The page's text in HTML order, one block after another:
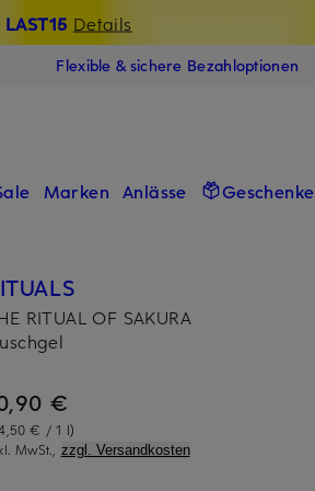
LAST15 Details
Flexible & sichere Bezahloptionen
Marken Anlässe Geschenke
RITUAL OF SAKURA
€
€ / 1 l)
MwSt., zzgl. Versandkosten